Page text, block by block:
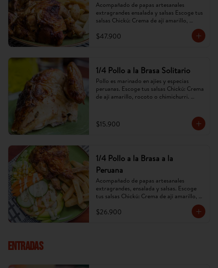
Acompañado de papas artesanales
extragrandes ensalada y salsas Escoge tus
salsas Chickú: Crema de ají amarillo,
rocoto o chimichurri. (Imagen referencial,
puede cambiar).
$47.900
1/4 Pollo a la Brasa Solitario
Pollo es marinado en ajíes y especias
peruanas. Escoge tus salsas Chickú: Crema
de ají amarillo, rocoto o chimichurri.
$15.900
1/4 Pollo a la Brasa a la
Peruana
Acompañado de papas artesanales
extragrandes, ensalada y salsas. Escoge
tus salsas Chickú: Crema de ají amarillo,
rocoto o chimichurri. (Imagen referencial,
puede cambiar).
$26.900
ENTRADAS